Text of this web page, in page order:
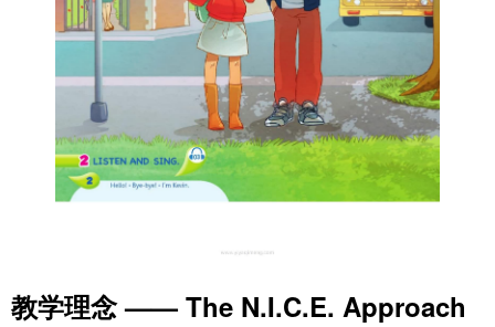
教学理念 —— The N.I.C.E. Approach